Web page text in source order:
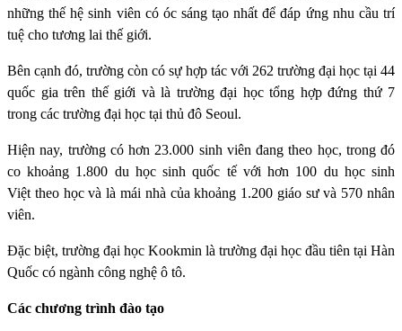
những thế hệ sinh viên có óc sáng tạo nhất để đáp ứng nhu cầu trí
tuệ cho tương lai thế giới.
Bên cạnh đó, trường còn có sự hợp tác với 262 trường đại học tại 44
quốc gia trên thế giới và là trường đại học tổng hợp đứng thứ 7
trong các trường đại học tại thủ đô Seoul.
Hiện nay, trường có hơn 23.000 sinh viên đang theo học, trong đó
co khoảng 1.800 du học sinh quốc tế với hơn 100 du học sinh
Việt theo học và là mái nhà của khoảng 1.200 giáo sư và 570 nhân
viên.
Đặc biệt, trường đại học Kookmin là trường đại học đầu tiên tại Hàn
Quốc có ngành công nghệ ô tô.
Các chương trình đào tạo